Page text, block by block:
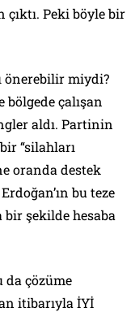
Peki böyle bir
önerebilir miydi?
bölgede çalışan
aldı. Partinin
“silahları
oranda destek
bu teze
bir şekilde hesaba
da çözüme
itibarıyla İYİ